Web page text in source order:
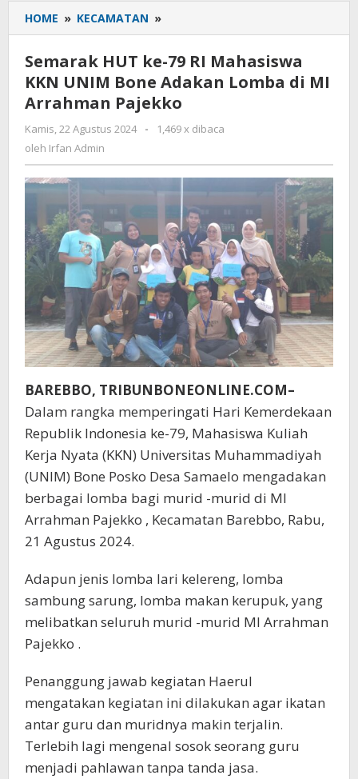
HOME » KECAMATAN »
HUT
79
RI
Mahasiswa
UNIM
Adakan
di
MI
Arrahman
Pajekko
Semarak HUT ke-79 RI Mahasiswa
KKN UNIM Bone Adakan Lomba di MI
Arrahman Pajekko
Kamis, 22 Agustus 2024
oleh
-
1,469 x dibaca
oleh Irfan Admin
BAREBBO, TRIBUNBONEONLINE.COM–
Dalam rangka memperingati Hari Kemerdekaan
Republik Indonesia ke-79, Mahasiswa Kuliah
Kerja Nyata (KKN) Universitas Muhammadiyah
(UNIM) Bone Posko Desa Samaelo mengadakan
berbagai lomba bagi murid -murid di MI
Arrahman Pajekko , Kecamatan Barebbo, Rabu,
21 Agustus 2024.
Adapun jenis lomba lari kelereng, lomba
sambung sarung, lomba makan kerupuk, yang
melibatkan seluruh murid -murid MI Arrahman
Pajekko .
Penanggung jawab kegiatan Haerul
mengatakan kegiatan ini dilakukan agar ikatan
antar guru dan muridnya makin terjalin.
Terlebih lagi mengenal sosok seorang guru
menjadi pahlawan tanpa tanda jasa.